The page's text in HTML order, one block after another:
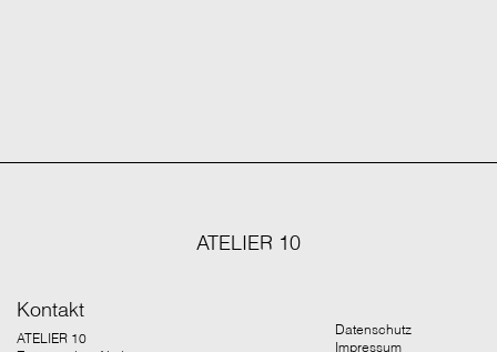
ATELIER 10
Kontakt
ATELIER 10
Datenschutz
Impressum